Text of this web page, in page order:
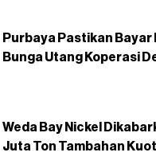
Purbaya Pastikan Bayar
Bunga Utang Koperasi
Weda Bay Nickel
Juta Ton Tambahan